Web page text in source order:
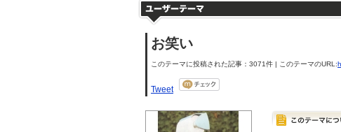
お笑い
このテーマに投稿された記事：3071件 | このテーマのURL:
Tweet